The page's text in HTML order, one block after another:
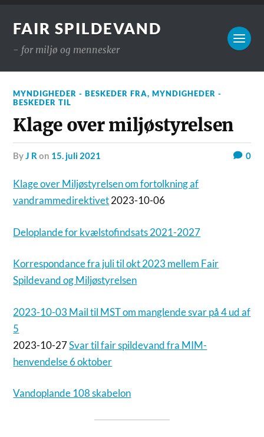
FAIR SPILDEVAND
- for miljø og mennesker
MYNDIGHEDER - BESKEDER FRA,MYNDIGHEDER -
BESKEDER TIL
Klage over miljøstyrelsen
byJ R on 15. juli 2021 0
Klage over Miljøstyrelsen om fortolkning af
vandrammedirektivet2023-10-06
Deloplande for kvælstofindsats 2021-2027
Korrespondance fra juli til okt 2023 mellem Fair
Spildevand og Miljøstyrelsen
2023-10-03 Mail til MST om manglende svar på 4 ud af
5
2023-10-27Svar til fair spildevand fra MIM-
henvendelse 6 oktober
Vandoplande 108 skabelon